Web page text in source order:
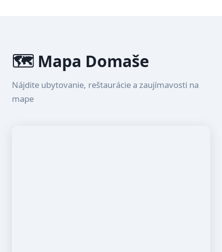
🗺️ Mapa Domaše
Nájdite ubytovanie, reštaurácie a zaujímavosti na
mape